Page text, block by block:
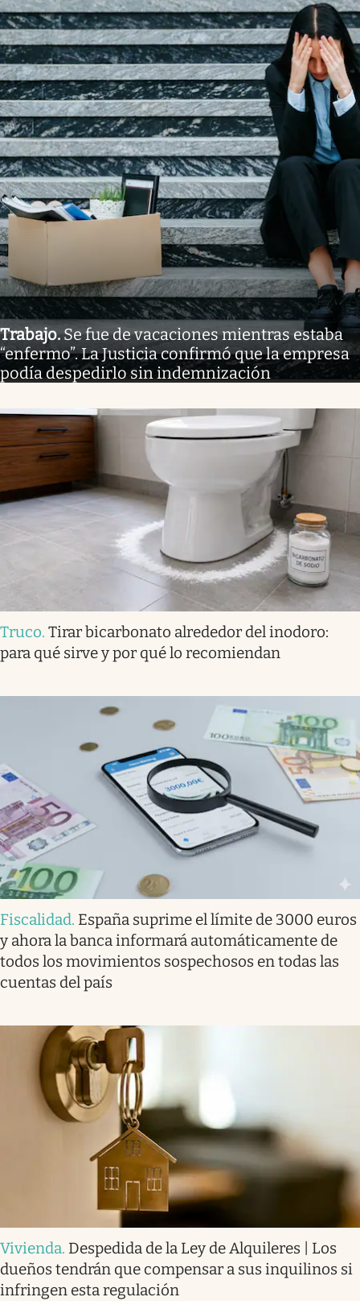
Trabajo.Se fue de vacaciones mientras estaba
“enfermo”. La Justicia confirmó que la empresa
podía despedirlo sin indemnización
Truco. Tirar bicarbonato alrededor del inodoro:
para qué sirve y por qué lo recomiendan
Fiscalidad. España suprime el límite de 3000 euros
y ahora la banca informará automáticamente de
todos los movimientos sospechosos en todas las
cuentas del país
Vivienda. Despedida de la Ley de Alquileres | Los
dueños tendrán que compensar a sus inquilinos si
infringen esta regulación